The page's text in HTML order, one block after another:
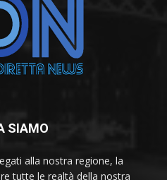
SIAMO
alla nostra regione, la
tutte le realtà della nostra